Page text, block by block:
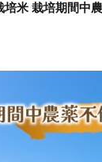
培米 栽培期間